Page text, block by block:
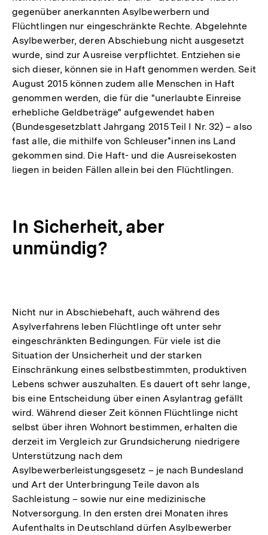
gegenüber anerkannten Asylbewerbern und
Flüchtlingen nur eingeschränkte Rechte. Abgelehnte
Asylbewerber, deren Abschiebung nicht ausgesetzt
wurde, sind zur Ausreise verpflichtet. Entziehen sie
sich dieser, können sie in Haft genommen werden. Seit
August 2015 können zudem alle Menschen in Haft
genommen werden, die für die "unerlaubte Einreise
erhebliche Geldbeträge" aufgewendet haben
(Bundesgesetzblatt Jahrgang 2015 Teil I Nr. 32) – also
fast alle, die mithilfe von Schleuser*innen ins Land
gekommen sind. Die Haft- und die Ausreisekosten
liegen in beiden Fällen allein bei den Flüchtlingen.
In Sicherheit, aber
unmündig?
Nicht nur in Abschiebehaft, auch während des
Asylverfahrens leben Flüchtlinge oft unter sehr
eingeschränkten Bedingungen. Für viele ist die
Situation der Unsicherheit und der starken
Einschränkung eines selbstbestimmten, produktiven
Lebens schwer auszuhalten. Es dauert oft sehr lange,
bis eine Entscheidung über einen Asylantrag gefällt
wird. Während dieser Zeit können Flüchtlinge nicht
selbst über ihren Wohnort bestimmen, erhalten die
derzeit im Vergleich zur Grundsicherung niedrigere
Unterstützung nach dem
Asylbewerberleistungsgesetz – je nach Bundesland
und Art der Unterbringung Teile davon als
Sachleistung – sowie nur eine medizinische
Notversorgung. In den ersten drei Monaten ihres
Aufenthalts in Deutschland dürfen Asylbewerber